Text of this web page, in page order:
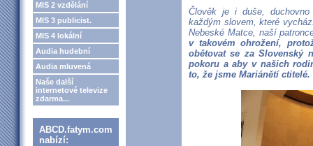
MIS 2 vzdělání
MIS 3 publicist.
MIS 4 lokální
Audia hudební
Audia mluvená
Naše další
internetové televize
zdarma...
ABCD.fatym.com
nabízí:
Člověk je i duše,
každým slovem, které
Nebeské Matce, naší
v takovém ohrožení,
obětovat se za Slovenský
pokoru a aby v našich
to, že jsme Mariánětí ctitelé.